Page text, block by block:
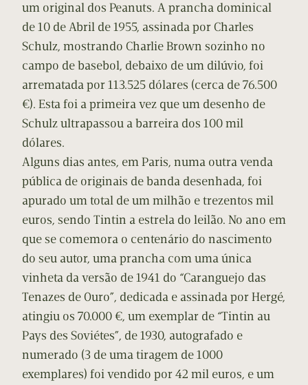
um original dos Peanuts. A prancha dominical
de 10 de Abril de 1955, assinada por Charles
Schulz, mostrando Charlie Brown sozinho no
campo de basebol, debaixo de um dilúvio, foi
arrematada por 113.525 dólares (cerca de 76.500
€). Esta foi a primeira vez que um desenho de
Schulz ultrapassou a barreira dos 100 mil
dólares.
Alguns dias antes, em Paris, numa outra venda
pública de originais de banda desenhada, foi
apurado um total de um milhão e trezentos mil
euros, sendo Tintin a estrela do leilão. No ano em
que se comemora o centenário do nascimento
do seu autor, uma prancha com uma única
vinheta da versão de 1941 do “Caranguejo das
Tenazes de Ouro”, dedicada e assinada por Hergé,
atingiu os 70.000 €, um exemplar de “Tintin au
Pays des Soviétes”, de 1930, autografado e
numerado (3 de uma tiragem de 1000
exemplares) foi vendido por 42 mil euros, e um